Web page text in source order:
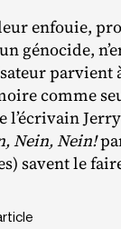
enfouie,
génocide,
parvient
comme
l’écrivain
Nein, Nein!
savent le